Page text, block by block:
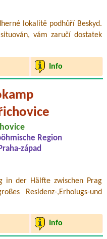
lokalitě podhůří Beskyd.
vám zaručí dostatek
Info
Region
Praha-západ
in der Hälfte zwischen Prag
Residenz-,Erholugs-und
Info